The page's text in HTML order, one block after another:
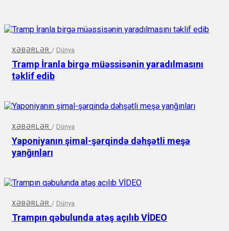
XƏBƏRLƏR / Dünya
Tramp İranla birgə müəssisənin yaradılmasını
təklif edib
XƏBƏRLƏR / Dünya
Yaponiyanın şimal-şərqində dəhşətli meşə
yanğınları
XƏBƏRLƏR / Dünya
Trampın qəbulunda atəş açılıb VİDEO